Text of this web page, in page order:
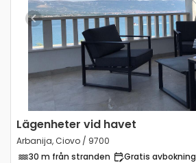
Previous
Lägenheter vid havet
Arbanija, Ciovo / 9700
30 m från stranden
Gratis avbokning